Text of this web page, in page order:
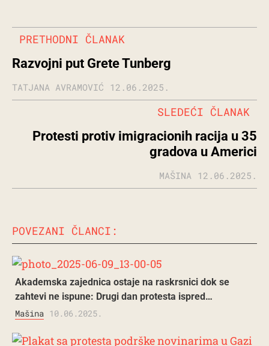
PRETHODNI ČLANAK
Razvojni put Grete Tunberg
TATJANA AVRAMOVIĆ 12.06.2025.
Protesti protiv imigracionih racija u 35
gradova u Americi
SLEDEĆI ČLANAK
MAŠINA 12.06.2025.
POVEZANI ČLANCI:
Akademska zajednica ostaje na raskrsnici dok se
zahtevi ne ispune: Drugi dan protesta ispred…
Mašina 10.06.2025.